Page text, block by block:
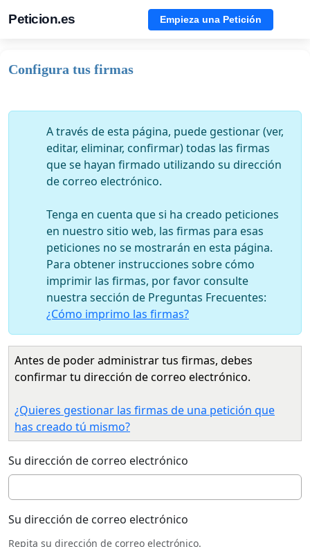
Peticion.es Empieza una Petición
Configura tus firmas
A través de esta página, puede gestionar (ver,
editar, eliminar, confirmar) todas las firmas
que se hayan firmado utilizando su dirección
de correo electrónico.
Tenga en cuenta que si ha creado peticiones
en nuestro sitio web, las firmas para esas
peticiones no se mostrarán en esta página.
Para obtener instrucciones sobre cómo
imprimir las firmas, por favor consulte
nuestra sección de Preguntas Frecuentes:
¿Cómo imprimo las firmas?
Antes de poder administrar tus firmas, debes
confirmar tu dirección de correo electrónico.
¿Quieres gestionar las firmas de una petición que
has creado tú mismo?
Su dirección de correo electrónico
Su dirección de correo electrónico
Repita su dirección de correo electrónico.